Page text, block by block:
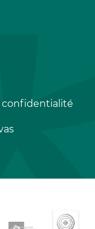
confidentialité